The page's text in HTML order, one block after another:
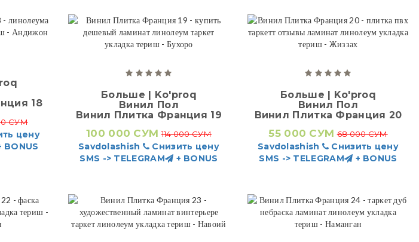
18
СУМ
цену
BONUS
Больше | Ko'proq
Винил Пол
Винил Плитка Франция 19
100 000 СУМ 114 000 СУМ
Savdolashish
Снизить цену
SMS -> TELEGRAM
+ BONUS
Больше | Ko'proq
Винил Пол
Винил Плитка Франция 20
55 000 СУМ 68 000 СУМ
Savdolashish
Снизить цену
SMS -> TELEGRAM
+ BONUS